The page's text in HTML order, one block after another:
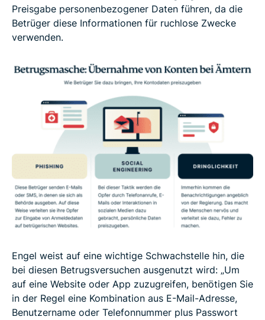
Preisgabe personenbezogener Daten führen, da die
Betrüger diese Informationen für ruchlose Zwecke
verwenden.
Engel weist auf eine wichtige Schwachstelle hin, die
bei diesen Betrugsversuchen ausgenutzt wird: „Um
auf eine Website oder App zuzugreifen, benötigen Sie
in der Regel eine Kombination aus E-Mail-Adresse,
Benutzername oder Telefonnummer plus Passwort